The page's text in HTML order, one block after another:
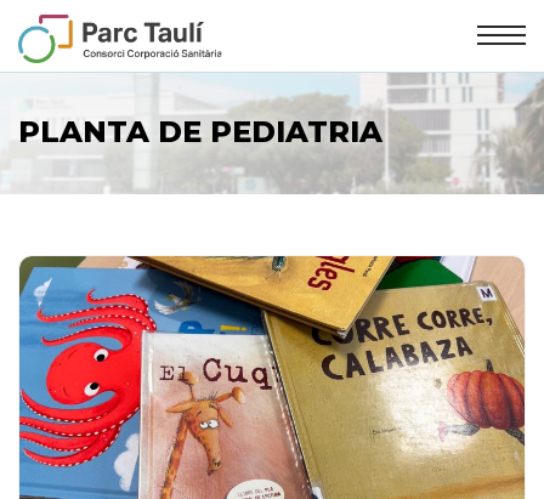
Skip
to
Content
Skip
to
navigation
PLANTA DE PEDIATRIA